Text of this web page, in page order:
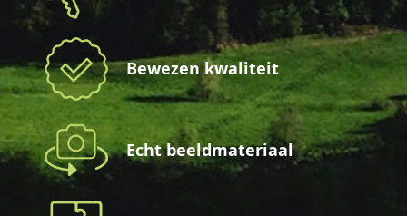
Bewezen kwaliteit
Echt beeldmateriaal